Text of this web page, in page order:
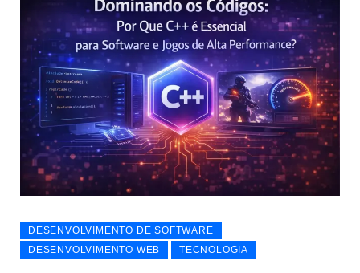
DESENVOLVIMENTO DE SOFTWARE
DESENVOLVIMENTO WEB
TECNOLOGIA